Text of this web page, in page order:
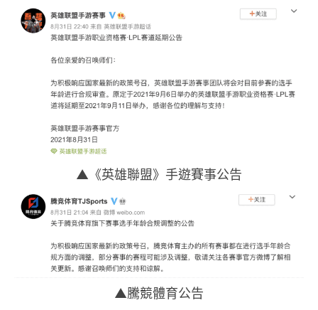
▲《英雄聯盟》手遊賽事公告
▲騰競體育公告